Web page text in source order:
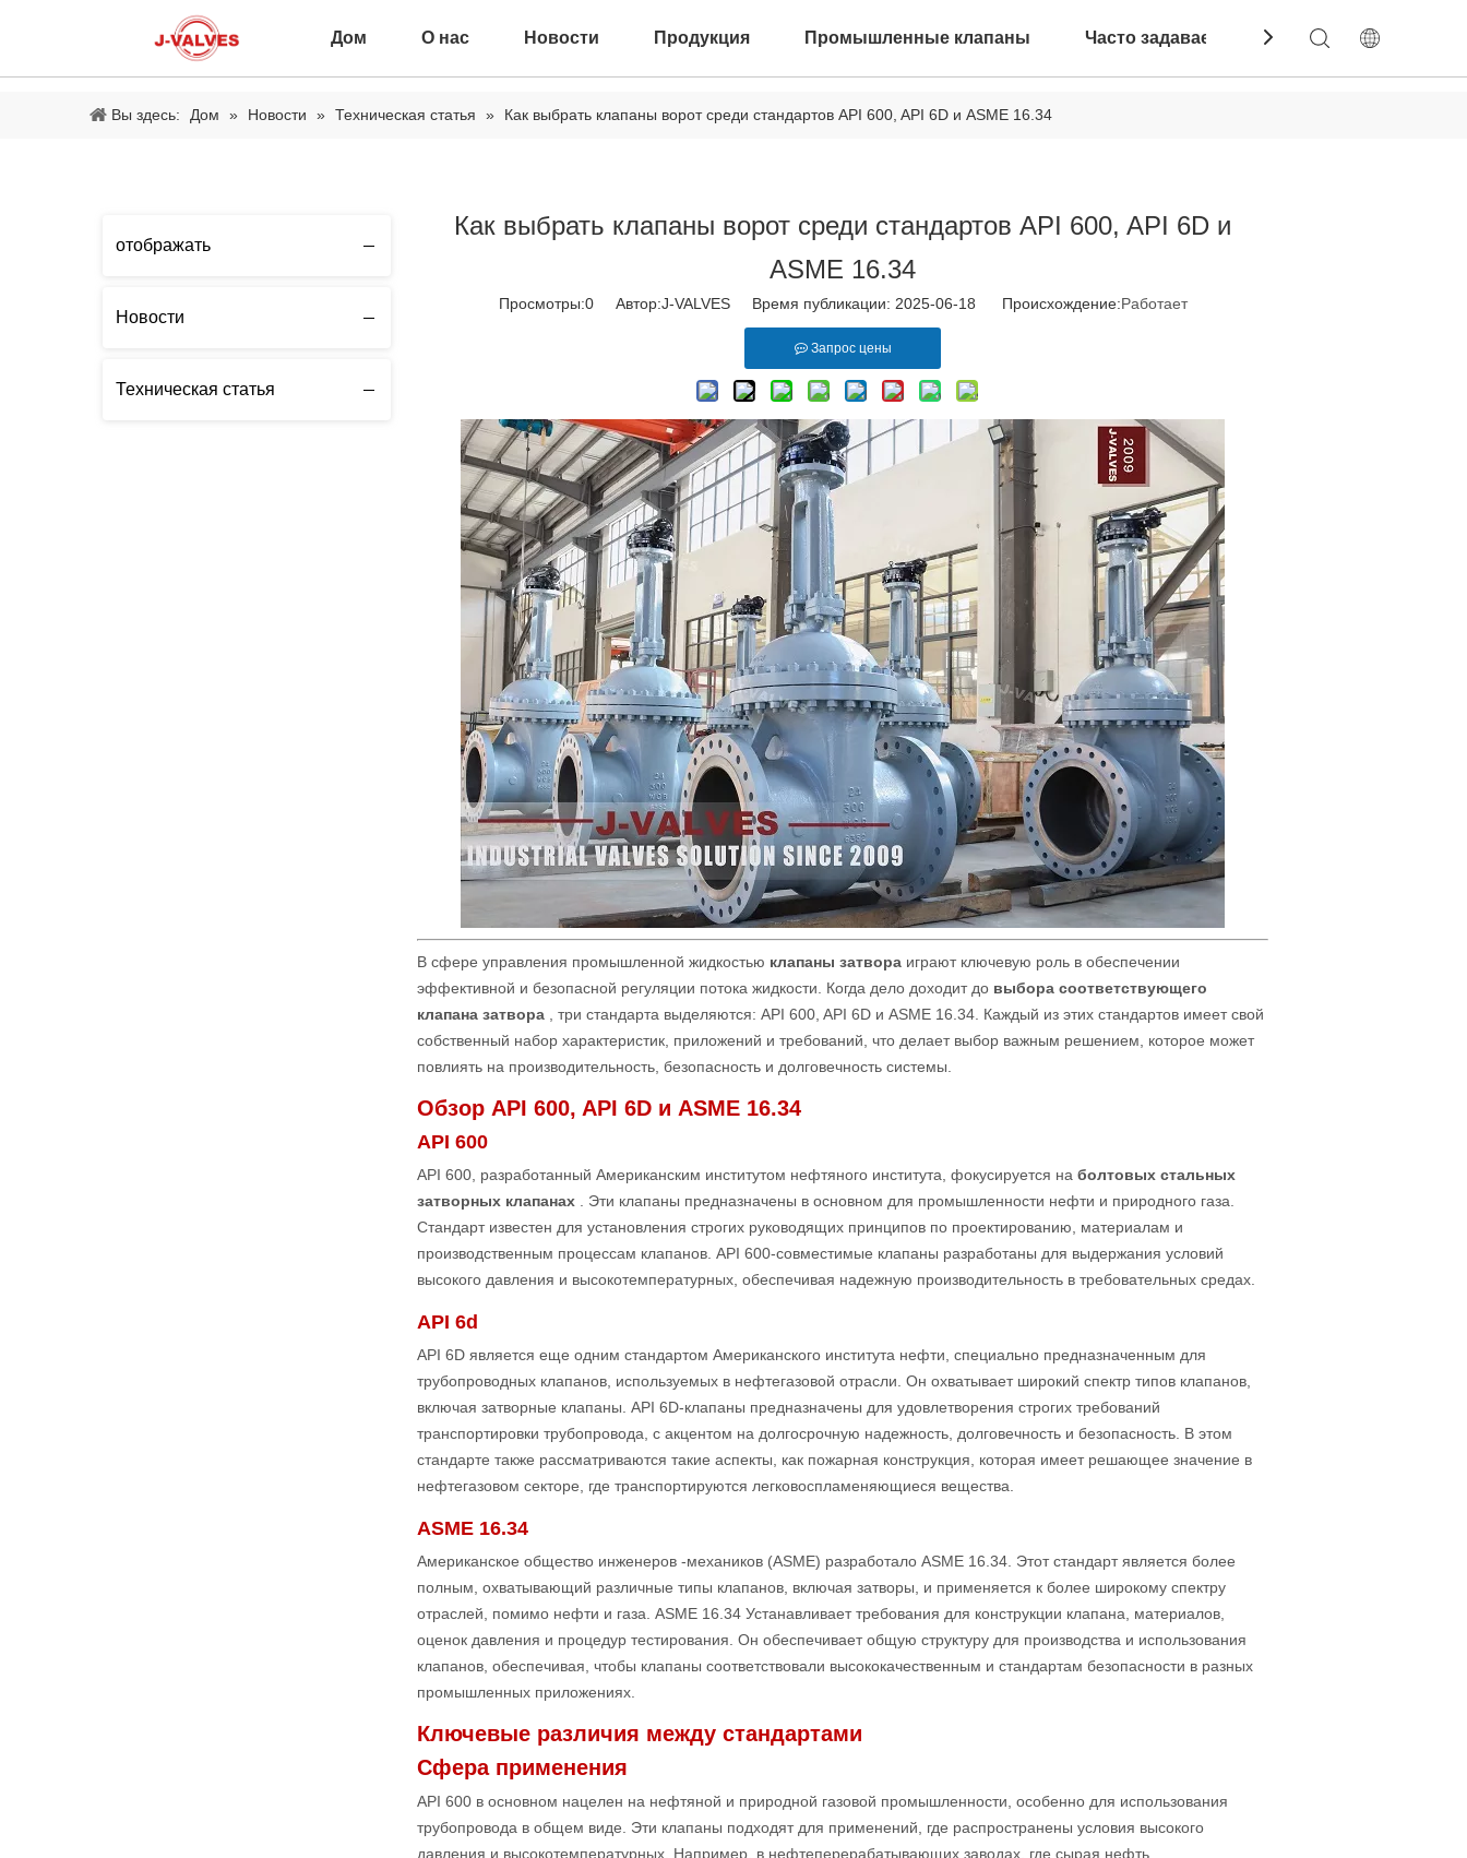
Дом О нас Новости Продукция Промышленные клапаны Часто задаваемые вопросы
Вы здесь: Дом » Новости » Техническая статья » Как выбрать клапаны ворот среди стандартов API 600, API 6D и ASME 16.34
отображать
Новости
Техническая статья
Как выбрать клапаны ворот среди стандартов API 600, API 6D и
ASME 16.34
Просмотры:0Автор:J-VALVES Время публикации: 2025-06-18 Происхождение:Работает
Запрос цены
В сфере управления промышленной жидкостью клапаны затвора играют ключевую роль в обеспечении
эффективной и безопасной регуляции потока жидкости. Когда дело доходит до выбора соответствующего
клапана затвора
, три стандарта выделяются: API 600, API 6D и ASME 16.34. Каждый из этих стандартов имеет свой
собственный набор характеристик, приложений и требований, что делает выбор важным решением, которое может
повлиять на производительность, безопасность и долговечность системы.
Обзор API 600, API 6D и ASME 16.34
API 600
API 600, разработанный Американским институтом нефтяного института, фокусируется на болтовых стальных
затворных клапанах
. Эти клапаны предназначены в основном для промышленности нефти и природного газа.
Стандарт известен для установления строгих руководящих принципов по проектированию, материалам и
производственным процессам клапанов. API 600-совместимые клапаны разработаны для выдержания условий
высокого давления и высокотемпературных, обеспечивая надежную производительность в требовательных средах.
API 6d
API 6D является еще одним стандартом Американского института нефти, специально предназначенным для
трубопроводных клапанов, используемых в нефтегазовой отрасли. Он охватывает широкий спектр типов клапанов,
включая затворные клапаны. API 6D-клапаны предназначены для удовлетворения строгих требований
транспортировки трубопровода, с акцентом на долгосрочную надежность, долговечность и безопасность. В этом
стандарте также рассматриваются такие аспекты, как пожарная конструкция, которая имеет решающее значение в
нефтегазовом секторе, где транспортируются легковоспламеняющиеся вещества.
ASME 16.34
Американское общество инженеров -механиков (ASME) разработало ASME 16.34. Этот стандарт является более
полным, охватывающий различные типы клапанов, включая затворы, и применяется к более широкому спектру
отраслей, помимо нефти и газа. ASME 16.34 Устанавливает требования для конструкции клапана, материалов,
оценок давления и процедур тестирования. Он обеспечивает общую структуру для производства и использования
клапанов, обеспечивая, чтобы клапаны соответствовали высококачественным и стандартам безопасности в разных
промышленных приложениях.
Ключевые различия между стандартами
Сфера применения
API 600 в основном нацелен на нефтяной и природной газовой промышленности, особенно для использования
трубопровода в общем виде. Эти клапаны подходят для применений, где распространены условия высокого
давления и высокотемпературных. Например, в нефтеперерабатывающих заводах, где сырая нефть